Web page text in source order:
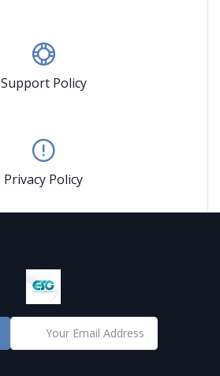
Support Policy
Privacy Policy